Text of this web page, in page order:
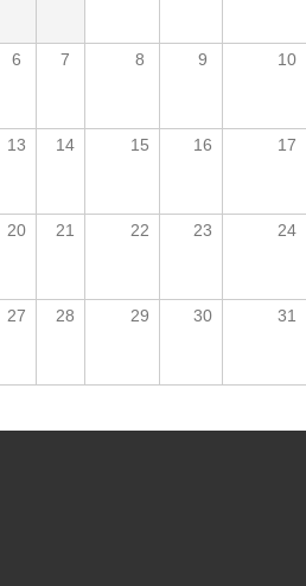
6 7 8 9 10
13 14 15 16 17
20 21 22 23 24
27 28 29 30 31